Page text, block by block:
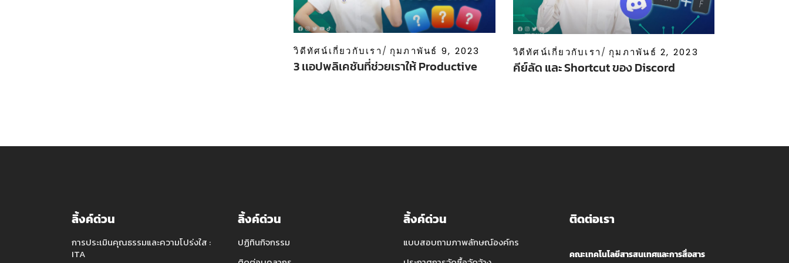
วิดีทัศน์เกี่ยวกับเรา กุมภาพันธ์ 9, 2023
3 เเอปพลิเคชันที่ช่วยเราให้ Productive
วิดีทัศน์เกี่ยวกับเรา กุมภาพันธ์ 2, 2023
คีย์ลัด และ Shortcut ของ Discord
ลิ้งค์ด่วน
การประเมินคุณธรรมและความโปร่งใส :
ITA
ลิ้งค์ด่วน
ปฏิทินกิจกรรม
ลิ้งค์ด่วน
แบบสอบถามภาพลักษณ์องค์กร
ติดต่อเรา
คณะเทคโนโลยีสารสนเทศและการสื่อสาร